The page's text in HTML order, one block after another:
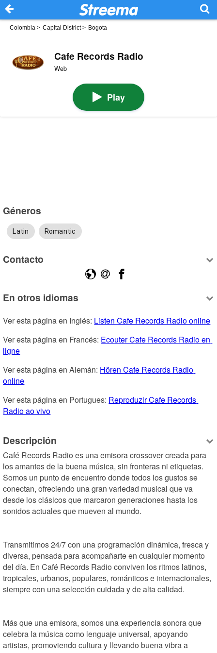
Colombia > Capital District> Bogota
Cafe Records Radio
Web
Play
Géneros
Latin Romantic
Contacto
En otros idiomas
Ver esta página en Inglés: Listen Cafe Records Radio online
Ver esta página en Francés: Ecouter Cafe Records Radio en
ligne
Ver esta página en Alemán: Hören Cafe Records Radio
online
Ver esta página en Portugues: Reproduzir Cafe Records
Radio ao vivo
Descripción
Café Records Radio es una emisora crossover creada para
los amantes de la buena música, sin fronteras ni etiquetas.
Somos un punto de encuentro donde todos los gustos se
conectan, ofreciendo una gran variedad musical que va
desde los clásicos que marcaron generaciones hasta los
sonidos actuales que mueven al mundo.
Transmitimos 24/7 con una programación dinámica, fresca y
diversa, pensada para acompañarte en cualquier momento
del día. En Café Records Radio conviven los ritmos latinos,
tropicales, urbanos, populares, románticos e internacionales,
siempre con una selección cuidada y de alta calidad.
Más que una emisora, somos una experiencia sonora que
celebra la música como lenguaje universal, apoyando
artistas, promoviendo cultura y llevando buena vibra a